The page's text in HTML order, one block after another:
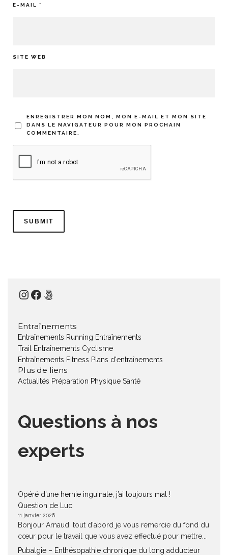
E-MAIL *
SITE WEB
ENREGISTRER MON NOM, MON E-MAIL ET MON SITE
DANS LE NAVIGATEUR POUR MON PROCHAIN
COMMENTAIRE.
Instagram
Facebook
500px
Entraînements
Entraînements Running Entraînements
Trail
Entraînements Cyclisme
Entraînements Fitness Plans d'entraînements
Plus de liens
Actualités Préparation Physique Santé
Questions à nos
experts
Opéré d’une hernie inguinale, j’ai toujours mal !
Question de Luc
11 janvier 2026
Bonjour Arnaud, tout d'abord je vous remercie du fond du
cœur pour le travail que vous avez effectué pour mettre...
Pubalgie – Enthésopathie chronique du long adducteur